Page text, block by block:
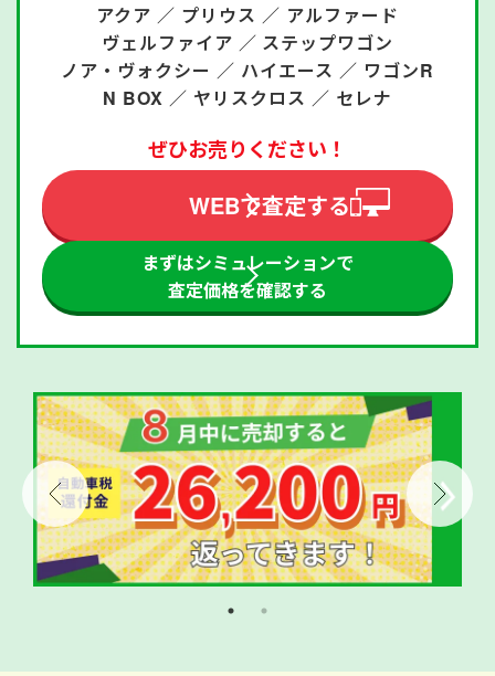
アクア ／ プリウス ／ アルファード
ヴェルファイア ／ ステップワゴン
ノア・ヴォクシー ／ ハイエース ／ ワゴンR
N BOX ／ ヤリスクロス ／ セレナ
ぜひお売りください！
WEBで査定する
まずはシミュレーションで
査定価格を確認する